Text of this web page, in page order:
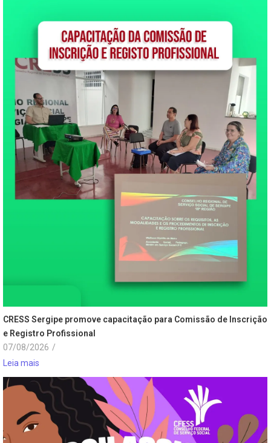
CRESS Sergipe promove capacitação para Comissão de Inscrição
e Registro Profissional
07/08/2026 /
Leia mais